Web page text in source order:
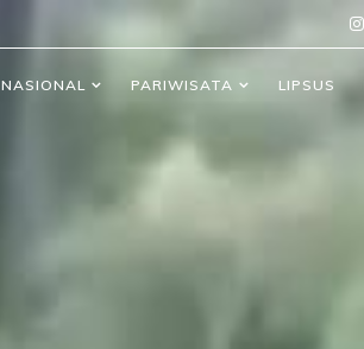
NASIONAL PARIWISATA LIPSUS